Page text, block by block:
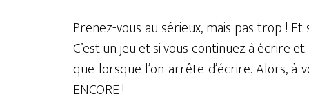
Prenez-vous au sérieux, mais pas trop !
C’est un jeu et si vous continuez à écrire
que lorsque l’on arrête d’écrire. Alors, à
ENCORE !